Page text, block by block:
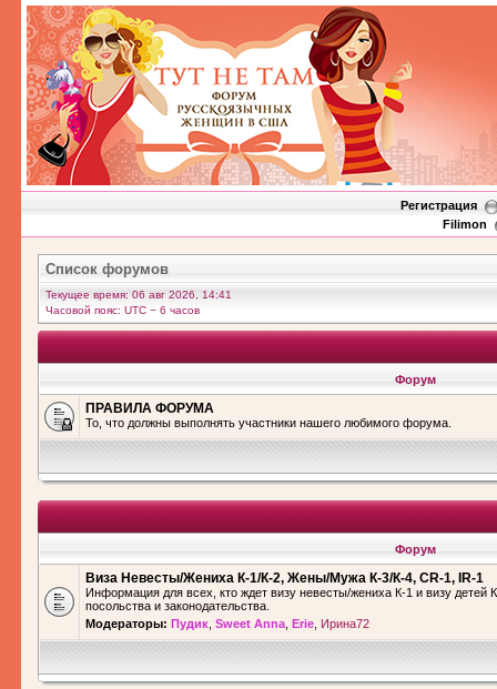
Регистрация
Filimon
Список форумов
Текущее время: 06 авг 2026, 14:41
Часовой пояс: UTC − 6 часов
Форум
ПРАВИЛА ФОРУМА
То, что должны выполнять участники нашего любимого форума.
Форум
Виза Невесты/Жениха К-1/К-2, Жены/Мужа К-3/К-4, CR-1, IR-1
Информация для всех, кто ждет визу невесты/жениха К-1 и визу
посольства и законодательства.
Модераторы: Пудик Sweet Anna Erie Ирина72